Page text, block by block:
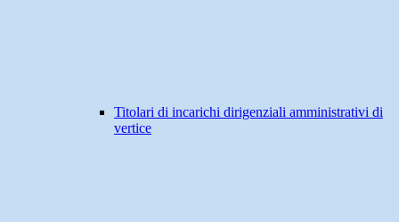
Titolari di incarichi dirigenziali amministrativi di
vertice